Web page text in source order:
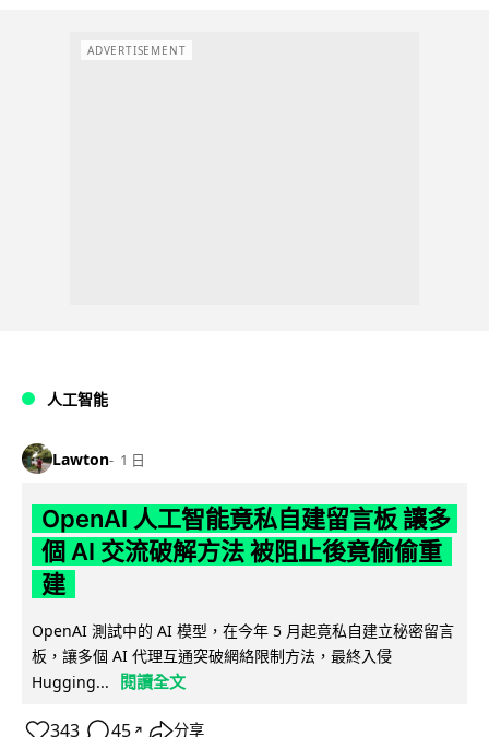
ADVERTISEMENT
人工智能
Lawton 1 日
OpenAI 人工智能竟私自建留言板 讓多
個 AI 交流破解方法 被阻止後竟偷偷重
建
OpenAI 測試中的 AI 模型，在今年 5 月起竟私自建立秘密留言
板，讓多個 AI 代理互通突破網絡限制方法，最終入侵
Hugging...
閱讀全文
343 45 ↗ 分享